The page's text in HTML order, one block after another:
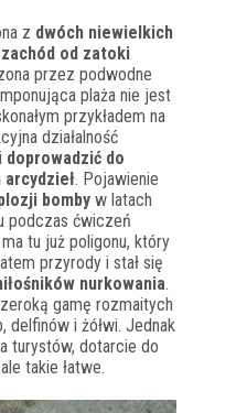
z dwóch niewielkich
od zatoki
przez podwodne
plaża nie jest
przykładem na
działalność
doprowadzić do
. Pojawienie
bomby w latach
podczas ćwiczeń
tu już poligonu, który
przyrody i stał się
nurkowania.
gamę rozmaitych
delfinów i żółwi. Jednak
turystów, dotarcie do
takie łatwe.